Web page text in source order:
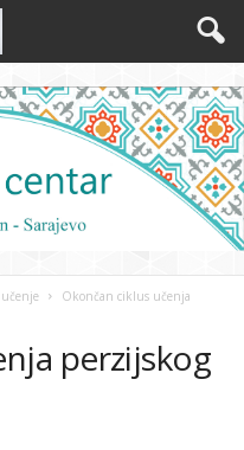
Okončan ciklus učenja
perzijskog